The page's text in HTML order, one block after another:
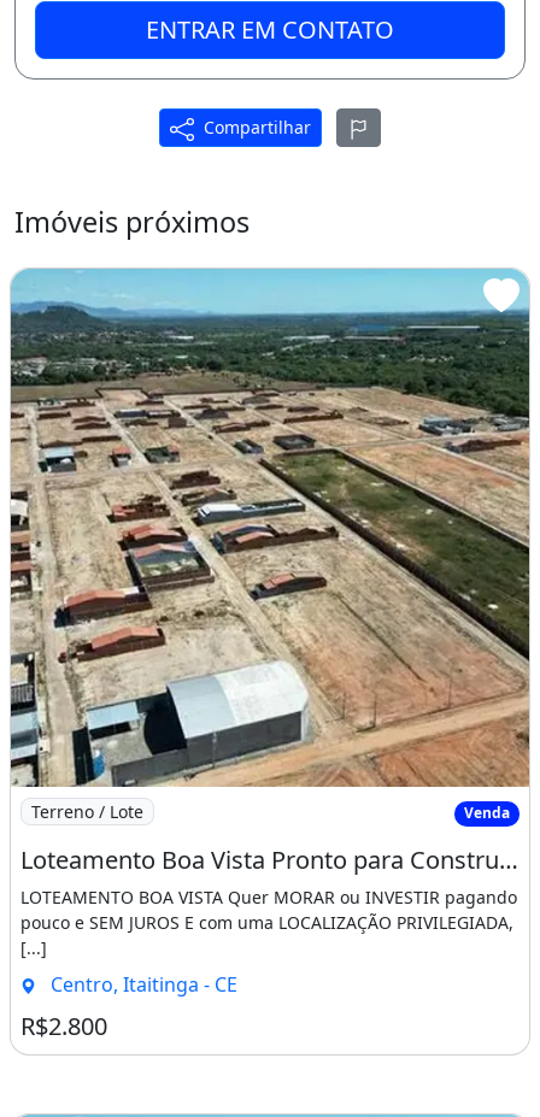
casa é composta pelas minhas memórias
ENTRAR EM CONTATO
Compartilhar
Imóveis próximos
Imagem: Loteamento Boa Vista Pronto para Construir
Terreno / Lote Venda
Loteamento Boa Vista Pronto para Construir Saia do Aluguel Agora!!!!. João 16 33
LOTEAMENTO BOA VISTA Quer MORAR ou INVESTIR pagando
pouco e SEM JUROS E com uma LOCALIZAÇÃO PRIVILEGIADA,
[...]
Centro, Itaitinga - CE
R$2.800